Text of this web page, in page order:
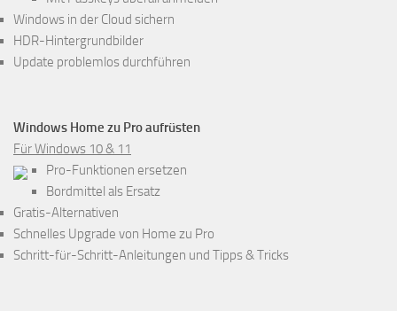
Windows in der Cloud sichern
HDR-Hintergrundbilder
Update problemlos durchführen
Windows Home zu Pro aufrüsten
Für Windows 10 & 11
Pro-Funktionen ersetzen
Bordmittel als Ersatz
Gratis-Alternativen
Schnelles Upgrade von Home zu Pro
Schritt-für-Schritt-Anleitungen und Tipps & Tricks